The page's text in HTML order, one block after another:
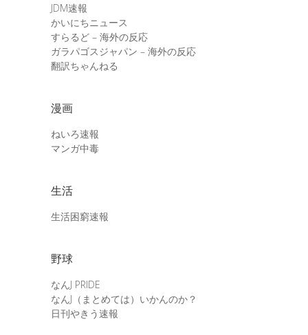
JDM速報
かいにちニュース
すらるど – 海外の反応
ガラパゴスジャパン – 海外の反応
翻訳ちゃんねる
漫画
ねいろ速報
マンガ中毒
生活
生活困窮速報
野球
なんJ PRIDE
なんJ（まとめては）いかんのか？
日刊やきう速報